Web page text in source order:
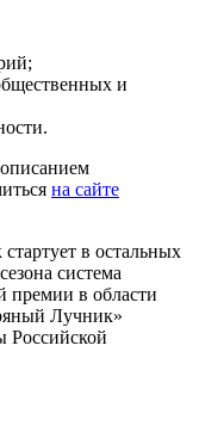
и
на сайте
в остальных
система
премии в области
Лучник»
Российской